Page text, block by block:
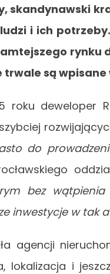
skandynawski
i ich
rynku
są
deweloper
do
bez
inwestycje w tak
agencji
lokalizacja i